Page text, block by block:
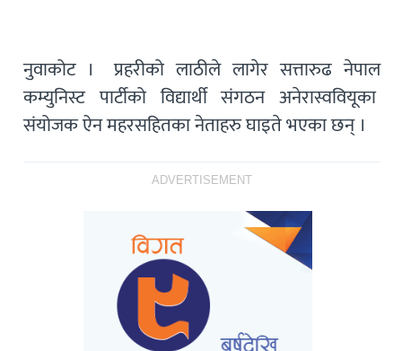
नुवाकोट । प्रहरीको लाठीले लागेर सत्तारुढ नेपाल
कम्युनिस्ट पार्टीको विद्यार्थी संगठन अनेरास्ववियूका
संयोजक ऐन महरसहितका नेताहरु घाइते भएका छन् ।
ADVERTISEMENT